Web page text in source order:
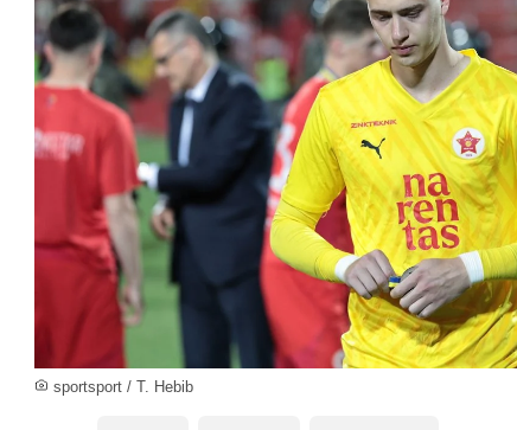
sportsport / T. Hebib